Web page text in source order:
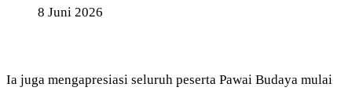
8 Juni 2026
Ia juga mengapresiasi seluruh peserta Pawai Budaya mulai